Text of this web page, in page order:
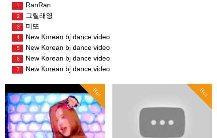
1 RanRan
2 그릴래영
3 미또
4 New Korean bj dance video
5 New Korean bj dance video
6 New Korean bj dance video
7 New Korean bj dance video
Hot Hot